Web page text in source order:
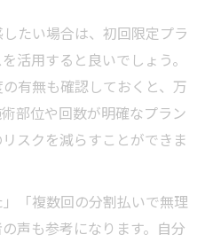
たい場合は、初回限定プラ
活用すると良いでしょう。
有無も確認しておくと、万
部位や回数が明確なプラン
スクを減らすことができま
」「複数回の分割払いで無理
声も参考になります。自分